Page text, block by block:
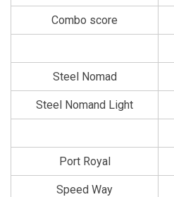
Combo score
Steel Nomad
Steel Nomand Light
Port Royal
Speed Way